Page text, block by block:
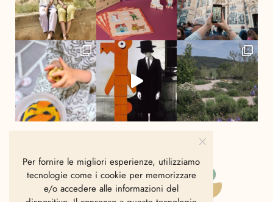
Per fornire le migliori esperienze, utilizziamo
tecnologie come i cookie per memorizzare
e/o accedere alle informazioni del